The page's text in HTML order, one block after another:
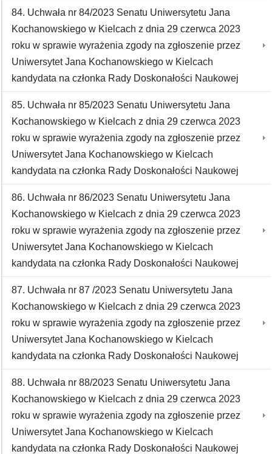
84. Uchwała nr 84/2023 Senatu Uniwersytetu Jana
Kochanowskiego w Kielcach z dnia 29 czerwca 2023
roku w sprawie wyrażenia zgody na zgłoszenie przez
Uniwersytet Jana Kochanowskiego w Kielcach
kandydata na członka Rady Doskonałości Naukowej
85. Uchwała nr 85/2023 Senatu Uniwersytetu Jana
Kochanowskiego w Kielcach z dnia 29 czerwca 2023
roku w sprawie wyrażenia zgody na zgłoszenie przez
Uniwersytet Jana Kochanowskiego w Kielcach
kandydata na członka Rady Doskonałości Naukowej
86. Uchwała nr 86/2023 Senatu Uniwersytetu Jana
Kochanowskiego w Kielcach z dnia 29 czerwca 2023
roku w sprawie wyrażenia zgody na zgłoszenie przez
Uniwersytet Jana Kochanowskiego w Kielcach
kandydata na członka Rady Doskonałości Naukowej
87. Uchwała nr 87 /2023 Senatu Uniwersytetu Jana
Kochanowskiego w Kielcach z dnia 29 czerwca 2023
roku w sprawie wyrażenia zgody na zgłoszenie przez
Uniwersytet Jana Kochanowskiego w Kielcach
kandydata na członka Rady Doskonałości Naukowej
88. Uchwała nr 88/2023 Senatu Uniwersytetu Jana
Kochanowskiego w Kielcach z dnia 29 czerwca 2023
roku w sprawie wyrażenia zgody na zgłoszenie przez
Uniwersytet Jana Kochanowskiego w Kielcach
kandydata na członka Rady Doskonałości Naukowej